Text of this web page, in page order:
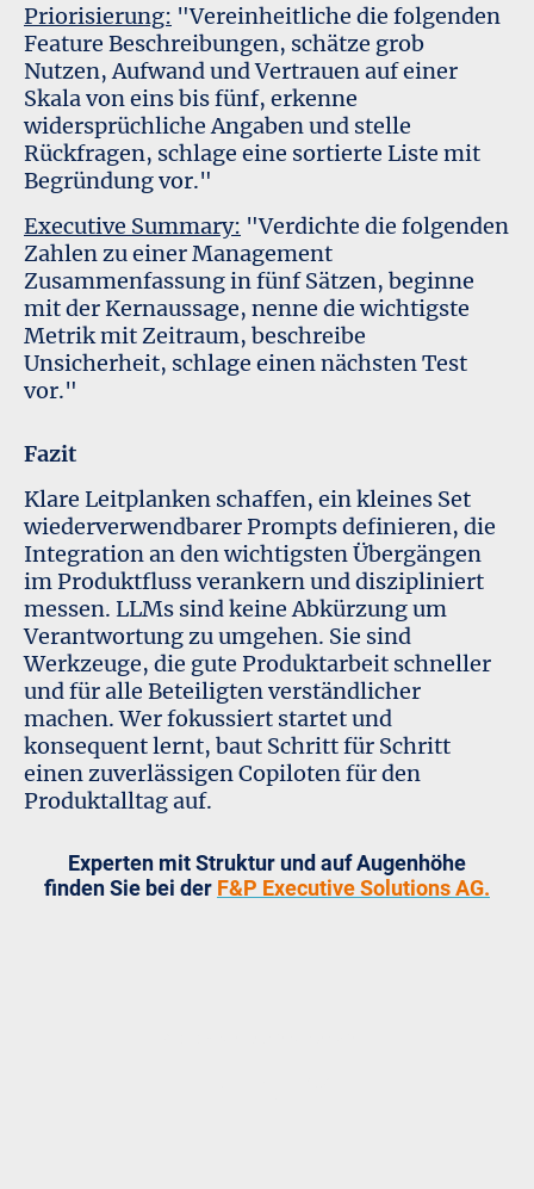
Priorisierung: "Vereinheitliche die folgenden
Feature Beschreibungen, schätze grob
Nutzen, Aufwand und Vertrauen auf einer
Skala von eins bis fünf, erkenne
widersprüchliche Angaben und stelle
Rückfragen, schlage eine sortierte Liste mit
Begründung vor."
Executive Summary: "Verdichte die folgenden
Zahlen zu einer Management
Zusammenfassung in fünf Sätzen, beginne
mit der Kernaussage, nenne die wichtigste
Metrik mit Zeitraum, beschreibe
Unsicherheit, schlage einen nächsten Test
vor."
Fazit
Klare Leitplanken schaffen, ein kleines Set
wiederverwendbarer Prompts definieren, die
Integration an den wichtigsten Übergängen
im Produktfluss verankern und diszipliniert
messen. LLMs sind keine Abkürzung um
Verantwortung zu umgehen. Sie sind
Werkzeuge, die gute Produktarbeit schneller
und für alle Beteiligten verständlicher
machen. Wer fokussiert startet und
konsequent lernt, baut Schritt für Schritt
einen zuverlässigen Copiloten für den
Produktalltag auf.
Experten mit Struktur und auf Augenhöhe
finden Sie bei der F&P Executive Solutions AG.